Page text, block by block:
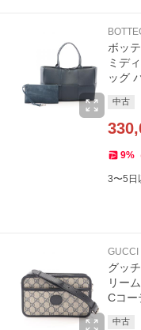
ボッ
ミデ
ッグ
中古
9%
3〜5日
GUCCI
グッ
リー
Cコー
中古